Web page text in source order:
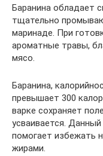
Баранина обладает
тщательно
маринаде. При
ароматные травы,
мясо.
Баранина,
превышает 300
варке сохраняет
усваивается.
помогает избежать
жирами.